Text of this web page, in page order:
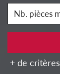
+ de critères